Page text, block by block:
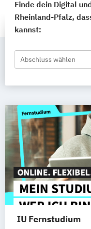
Finde dein Digital
Rheinland-Pfalz,
kannst:
Abschluss wählen
IU Fernstudium